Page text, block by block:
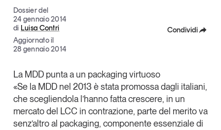
Il Numero
Interviste
Comunicati stampa
Video
Eventi e formazione
Tutti gli appuntamenti
Dossier del
24 gennaio 2014
di Luisa Contri
Aggiornato il
28 gennaio 2014
Condividi
Linkedin
Copia Link
La MDD punta a un packaging virtuoso
«Se la MDD nel 2013 è stata promossa dagli italiani,
che scegliendola l’hanno fatta crescere, in un
mercato del LCC in contrazione, parte del merito va
senz’altro al packaging, componente essenziale di